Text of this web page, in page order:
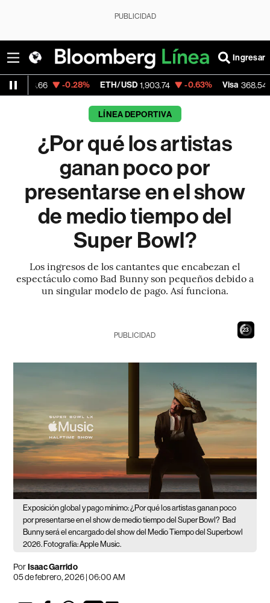
PUBLICIDAD
Ingresar
-0.28% ETH/USD 1,903.74 -0.63% Visa 368.54 -0.28%
LÍNEA DEPORTIVA
¿Por qué los artistas
ganan poco por
presentarse en el show
de medio tiempo del
Super Bowl?
Los ingresos de los cantantes que encabezan el
espectáculo como Bad Bunny son pequeños debido a
un singular modelo de pago. Así funciona.
22
PUBLICIDAD
Exposición global y pago mínimo: ¿Por qué los artistas ganan poco
por presentarse en el show de medio tiempo del Super Bowl? Bad
Bunny será el encargado del show del Medio Tiempo del Superbowl
2026. Fotografía: Apple Music.
PorIsaac Garrido
05 de febrero, 2026 | 06:00 AM